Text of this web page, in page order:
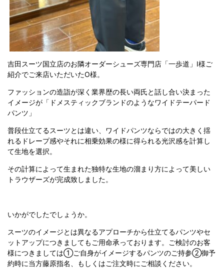
吉田スーツ国立店のお隣オーダーシューズ専門店「一歩道」I様ご
紹介でご来店いただいたO様。
ファッションの造詣が深く業界歴の長い両氏と話し合い決まった
イメージが「ドメスティックブランドのようなワイドテーパード
パンツ」
普段仕立てるスーツとは違い、ワイドパンツならではの大きく揺
れるドレープ感やそれに相乗効果の様に得られる光沢感を計算し
て生地を選択。
その計算によって生まれた独特な生地の溜まり方によって美しい
トラウザーズが完成致しました。
いかがでしたでしょうか。
スーツのイメージとは異なるアプローチから仕立てるパンツやセ
ットアップにつきましてもご用命承っております。ご検討のお客
様につきましては①ご自身がイメージするパンツのご持参②御予
約時に当方藤原指名、もしくはご注文時にご相談ください。